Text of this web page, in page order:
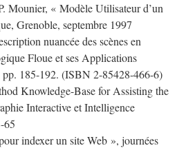
Mounier, « Modèle Utilisateur d’un
Grenoble, septembre 1997
nuancée des scènes en
Floue et ses Applications
pp. 185-192. (ISBN 2-85428-466-6)
Knowledge-Base for Assisting the
Interactive et Intelligence
65
indexer un site Web », journées